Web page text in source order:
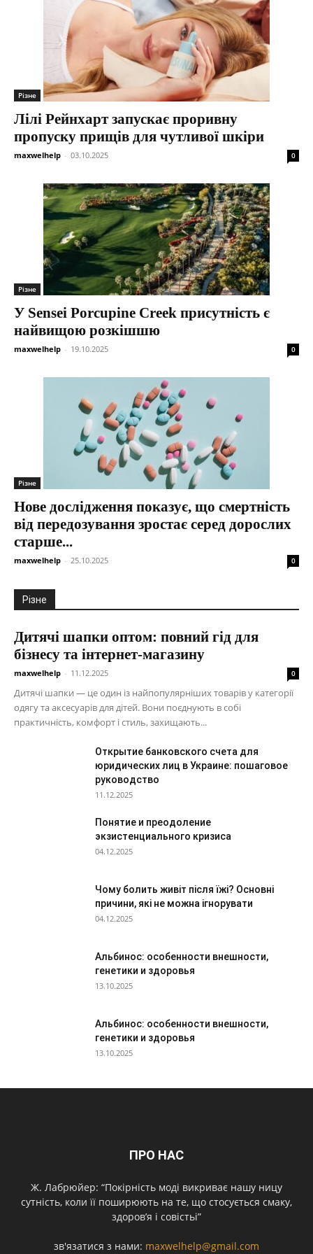
Різне
Лілі Рейнхарт запускає проривну
пропуску прищів для чутливої ​​шкіри
maxwelhelp - 03.10.2025 0
Різне
У Sensei Porcupine Creek присутність є
найвищою розкішшю
maxwelhelp - 19.10.2025 0
Різне
Нове дослідження показує, що смертність
від передозування зростає серед дорослих
старше...
maxwelhelp - 25.10.2025 0
Різне
Дитячі шапки оптом: повний гід для
бізнесу та інтернет-магазину
maxwelhelp - 11.12.2025 0
Дитячі шапки — це один із найпопулярніших товарів у категорії
одягу та аксесуарів для дітей. Вони поєднують в собі
практичність, комфорт і стиль, захищають...
Открытие банковского счета для
юридических лиц в Украине: пошаговое
руководство
11.12.2025
Понятие и преодоление
экзистенциального кризиса
04.12.2025
Чому болить живіт після їжі? Основні
причини, які не можна ігнорувати
04.12.2025
Альбинос: особенности внешности,
генетики и здоровья
13.10.2025
Альбинос: особенности внешности,
генетики и здоровья
13.10.2025
ПРО НАС
Ж. Лабрюйер: “Покірність моді викриває нашу ницу
сутність, коли її поширюють на те, що стосується смаку,
здоров’я і совістьі”
зв'язатися з нами: maxwelhelp@gmail.com